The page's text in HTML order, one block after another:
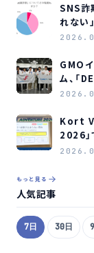
SNS詐
れない
GMO
ム、「
得
Kort
2026」
を解説
もっと見る
人気記事
7日 30日